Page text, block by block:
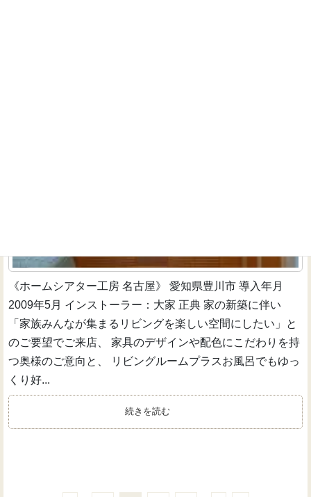
《ホームシアター工房 名古屋》 愛知県豊川市 導入年月
2009年5月 インストーラー：大家 正典 家の新築に伴い
「家族みんなが集まるリビングを楽しい空間にしたい」と
のご要望でご来店、 家具のデザインや配色にこだわりを持
つ奥様のご意向と、 リビングルームプラスお風呂でもゆっ
くり好...
続きを読む